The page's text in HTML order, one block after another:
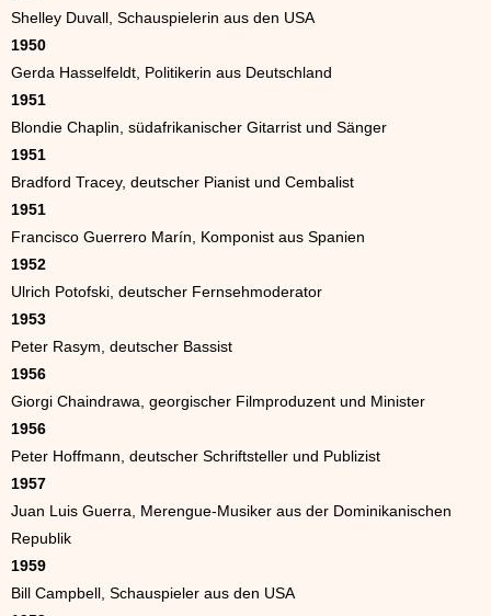
Shelley Duvall, Schauspielerin aus den USA
1950
Gerda Hasselfeldt, Politikerin aus Deutschland
1951
Blondie Chaplin, südafrikanischer Gitarrist und Sänger
1951
Bradford Tracey, deutscher Pianist und Cembalist
1951
Francisco Guerrero Marín, Komponist aus Spanien
1952
Ulrich Potofski, deutscher Fernsehmoderator
1953
Peter Rasym, deutscher Bassist
1956
Giorgi Chaindrawa, georgischer Filmproduzent und Minister
1956
Peter Hoffmann, deutscher Schriftsteller und Publizist
1957
Juan Luis Guerra, Merengue-Musiker aus der Dominikanischen
Republik
1959
Bill Campbell, Schauspieler aus den USA